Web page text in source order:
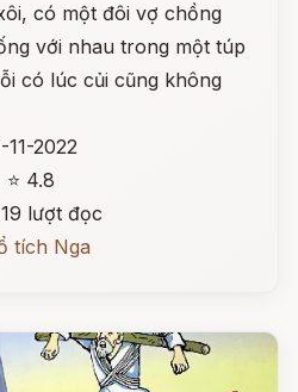
có một đôi vợ chồng
với nhau trong một túp
có lúc củi cũng không
11-2022
⭐ 4.8
lượt đọc
tích Nga